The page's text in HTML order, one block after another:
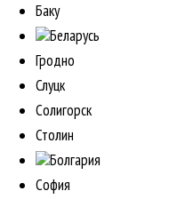
Баку
Беларусь
Гродно
Слуцк
Солигорск
Столин
Болгария
София